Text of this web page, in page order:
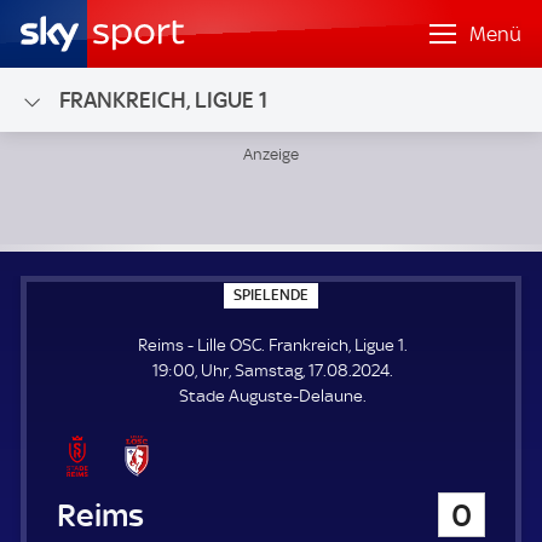
Menü
FRANKREICH, LIGUE 1
SPIELENDE
P
E
L
E
N
Reims - Lille OSC. Frankreich, Ligue 1.
19:00, Uhr, Samstag, 17.08.2024.
Stade Auguste-Delaune.
Reims 0